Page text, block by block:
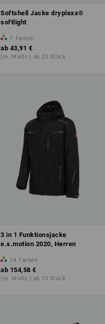
Softshell Jacke dryplexx®
softlight
7 Farben
ab 43,91 €
(m. MwSt.) ab 20 Stück
3 in 1 Funktionsjacke
e.s.motion 2020, Herren
14 Farben
ab 154,58 €
(m. MwSt.) ab 10 Stück